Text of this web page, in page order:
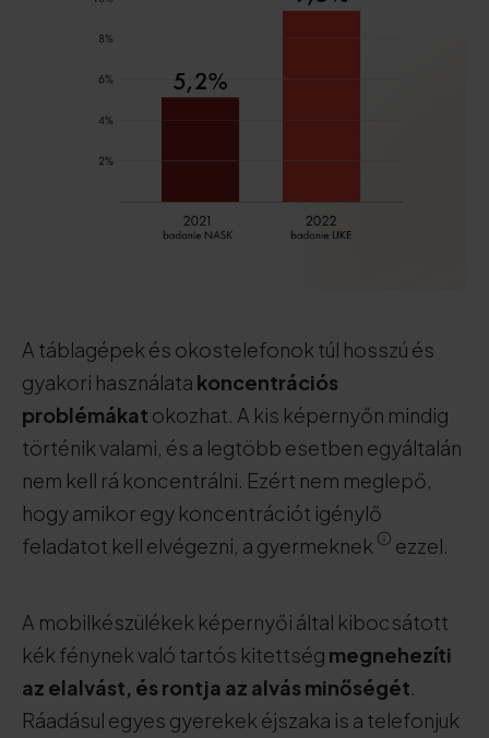
A táblagépek és okostelefonok túl hosszú és
gyakori használata koncentrációs
problémákat okozhat. A kis képernyőn mindig
történik valami, és a legtöbb esetben egyáltalán
nem kell rá koncentrálni. Ezért nem meglepő,
hogy amikor egy koncentrációt igénylő
feladatot kell elvégezni, a gyermeknek
ezzel.
A mobilkészülékek képernyői által kibocsátott
kék fénynek való tartós kitettség megnehezíti
az elalvást, és rontja az alvás minőségét
Ráadásul egyes gyerekek éjszaka is a telefonjuk